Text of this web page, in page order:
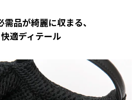
需品が綺麗に収まる、
快適ディテール